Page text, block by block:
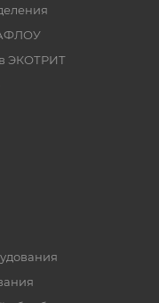
ЭКОТРИТ